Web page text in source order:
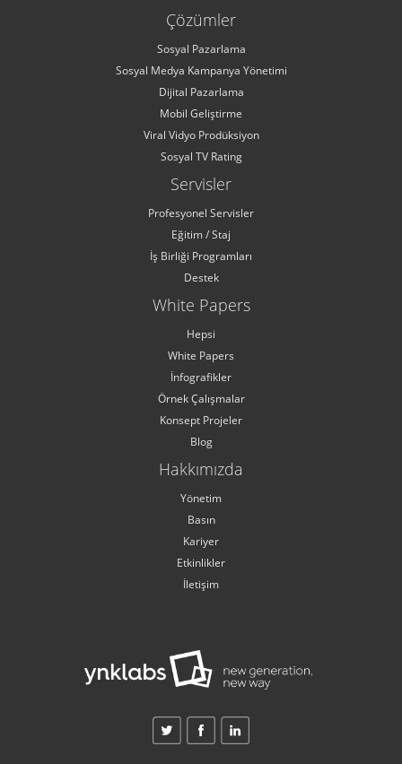
Çözümler
Sosyal Pazarlama
Sosyal Medya Kampanya Yönetimi
Dijital Pazarlama
Mobil Geliştirme
Viral Vidyo Prodüksiyon
Sosyal TV Rating
Servisler
Profesyonel Servisler
Eğitim / Staj
İş Birliği Programları
Destek
White Papers
Hepsi
White Papers
İnfografikler
Örnek Çalışmalar
Konsept Projeler
Blog
Hakkımızda
Yönetim
Basın
Kariyer
Etkinlikler
İletişim